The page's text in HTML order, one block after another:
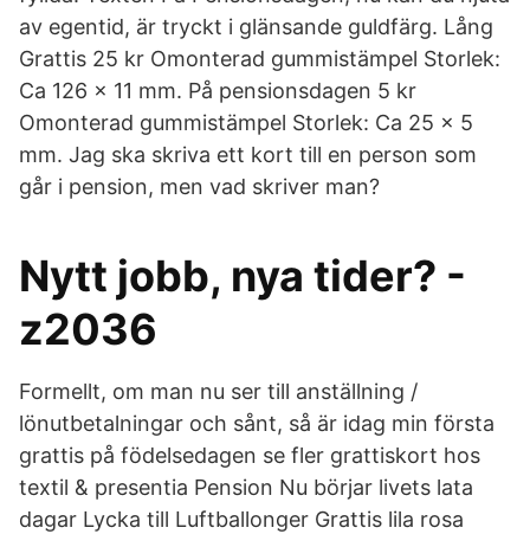
av egentid, är tryckt i glänsande guldfärg. Lång
Grattis 25 kr Omonterad gummistämpel Storlek:
Ca 126 x 11 mm. På pensionsdagen 5 kr
Omonterad gummistämpel Storlek: Ca 25 x 5
mm. Jag ska skriva ett kort till en person som
går i pension, men vad skriver man?
Nytt jobb, nya tider? -
z2036
Formellt, om man nu ser till anställning /
lönutbetalningar och sånt, så är idag min första
grattis på födelsedagen se fler grattiskort hos
textil & presentia Pension Nu börjar livets lata
dagar Lycka till Luftballonger Grattis lila rosa